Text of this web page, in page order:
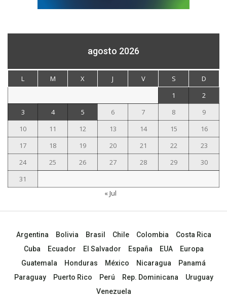
agosto 2026
L M X J V S
D
1
2
3
4 5 6 7 8
9
10
11 12 13 14 15
16
17
18 19 20 21 22
23
24
25 26 27 28 29
30
31
« Jul
Argentina Bolivia Brasil Chile Colombia
Costa Rica
Cuba
Ecuador El Salvador España EUA
Europa
Guatemala
Honduras México Nicaragua
Panamá
Paraguay
Puerto Rico Perú Rep. Dominicana
Uruguay
Venezuela